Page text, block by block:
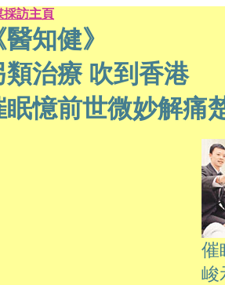
採訪主頁
醫知健》
類治療 吹到香港
眠憶前世微妙解痛
催
峻